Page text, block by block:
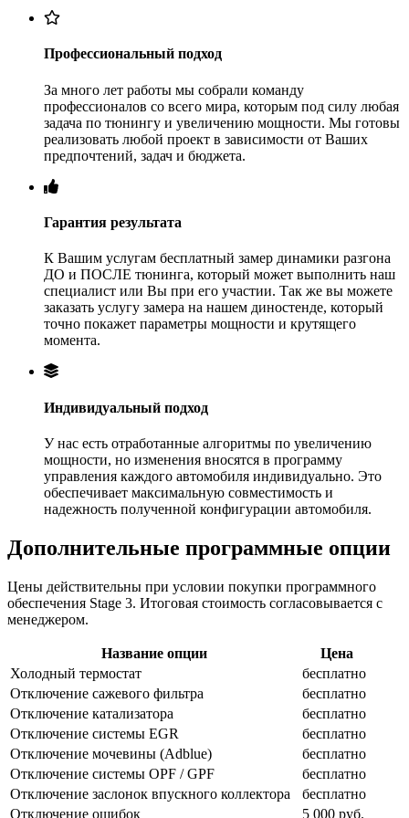
Профессиональный подход
За много лет работы мы собрали команду
профессионалов со всего мира, которым под силу любая
задача по тюнингу и увеличению мощности. Мы готовы
реализовать любой проект в зависимости от Ваших
предпочтений, задач и бюджета.
Гарантия результата
К Вашим услугам бесплатный замер динамики разгона
ДО и ПОСЛЕ тюнинга, который может выполнить наш
специалист или Вы при его участии. Так же вы можете
заказать услугу замера на нашем диностенде, который
точно покажет параметры мощности и крутящего
момента.
Индивидуальный подход
У нас есть отработанные алгоритмы по увеличению
мощности, но изменения вносятся в программу
управления каждого автомобиля индивидуально. Это
обеспечивает максимальную совместимость и
надежность полученной конфигурации автомобиля.
Дополнительные программные опции
Цены действительны при условии покупки программного
обеспечения Stage 3. Итоговая стоимость согласовывается с
менеджером.
Название опции
Цена
Холодный термостат
бесплатно
Отключение сажевого фильтра
бесплатно
Отключение катализатора
бесплатно
Отключение системы EGR
бесплатно
Отключение мочевины (Adblue)
бесплатно
Отключение системы OPF / GPF
бесплатно
Отключение заслонок впускного коллектора
бесплатно
Отключение ошибок
5 000 руб.